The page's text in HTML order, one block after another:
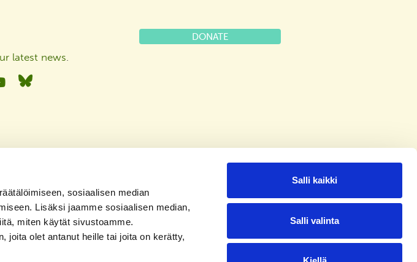
sosiaalisen median
Lisäksi jaamme sosiaalisen median,
miten käytät sivustoamme.
joita olet antanut heille tai joita on kerätty,
Salli kaikki
Salli valinta
latest news
YouTubeBluesky
DONATE